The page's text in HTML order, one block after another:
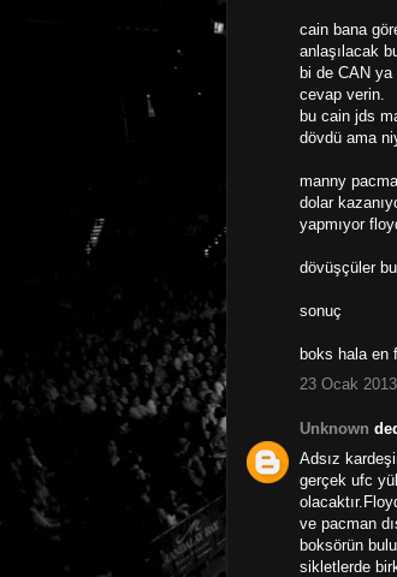
cain bana
anlaşılacak
bi de CAN
cevap verin.
bu cain jds
dövdü ama
manny
dolar
yapmıyor
dövüşçüler
sonuç
boks hala en
23 Ocak
Unknown
Adsız
gerçek ufc
ve pacman
boksörün
sikletlerde